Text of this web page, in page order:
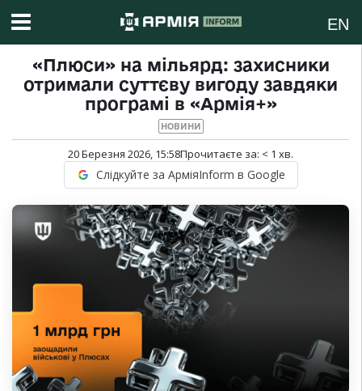
EN
«Плюси» на мільярд: захисники
отримали суттєву вигоду завдяки
програмі в «Армія+»
НОВИНИ
20 Березня 2026, 15:58Прочитаєте за: < 1 хв.
Слідкуйте за АрміяInform в Google